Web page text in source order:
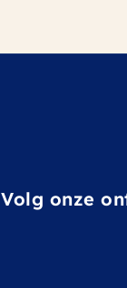
Volg onze